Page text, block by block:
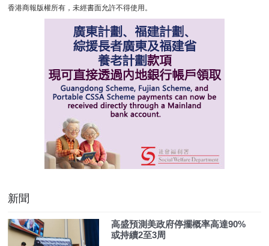
香港商報版權所有，未經書面允許不得使用。
新聞
高盛預測美政府停擺概率高達90%
或持續2至3周